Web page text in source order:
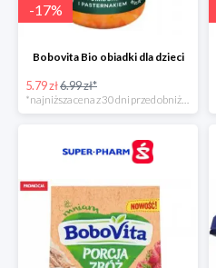
-17%
Bobovita Bio obiadki dla dzieci
5.79 zł6.99 zł*